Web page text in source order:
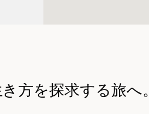
方を探求する旅へ。